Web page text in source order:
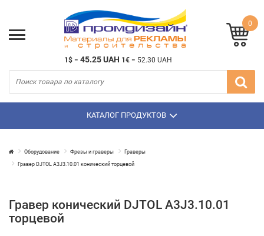
1$ = 45.25 UAH 1€ = 52.30 UAH
0
КАТАЛОГ ПРОДУКТОВ
Оборудование Фрезы и граверы Граверы
Гравер DJTOL A3J3.10.01 конический торцевой
Гравер конический DJTOL A3J3.10.01
торцевой